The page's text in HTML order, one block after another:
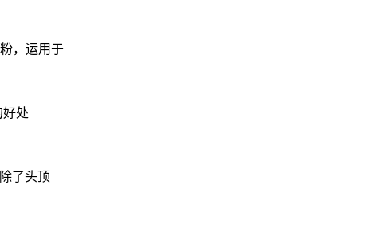
，运用于
处
了头顶